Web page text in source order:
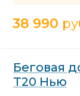
38 990
Беговая
Т20 Нью